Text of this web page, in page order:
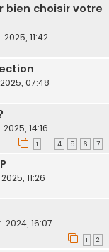
bien choisir votre
11:42
07:48
14:16
1 … 4 5 6 7
11:26
2024, 16:07
1 2